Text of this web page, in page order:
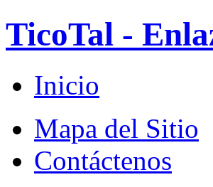
TicoTal -
Inicio
Mapa del Sitio
Contáctenos